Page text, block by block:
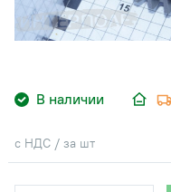
В наличии
с НДС / за шт